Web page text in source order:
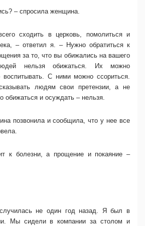
– спросила женщина.
сходить в церковь, помолиться и
– ответил я. – Нужно обратиться к
за то, что вы обижались на вашего
нельзя обижаться. Их можно
воспитывать. С ними можно ссориться.
людям свои претензии, а не
обижаться и осуждать – нельзя.
позвонила и сообщила, что у нее все
к болезни, а прощение и покаяние –
не один год назад. Я был в
Мы сидели в компании за столом и